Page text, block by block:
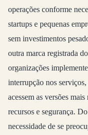
operações conforme
startups e pequenas
sem investimentos
outra marca registrada
organizações
interrupção nos
acessem as versões
recursos e segurança.
necessidade de se